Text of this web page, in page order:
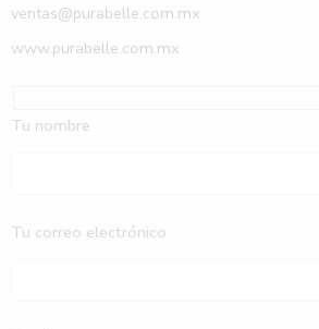
ventas@purabelle.com.mx
www.purabelle.com.mx
Tu nombre
Tu correo electrónico